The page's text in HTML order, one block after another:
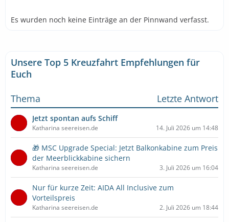
Es wurden noch keine Einträge an der Pinnwand verfasst.
Unsere Top 5 Kreuzfahrt Empfehlungen für
Euch
Thema
Letzte Antwort
Jetzt spontan aufs Schiff
Katharina seereisen.de 14. Juli 2026 um 14:48
🎁 MSC Upgrade Special: Jetzt Balkonkabine zum Preis
der Meerblickkabine sichern
Katharina seereisen.de 3. Juli 2026 um 16:04
Nur für kurze Zeit: AIDA All Inclusive zum
Vorteilspreis
Katharina seereisen.de 2. Juli 2026 um 18:44